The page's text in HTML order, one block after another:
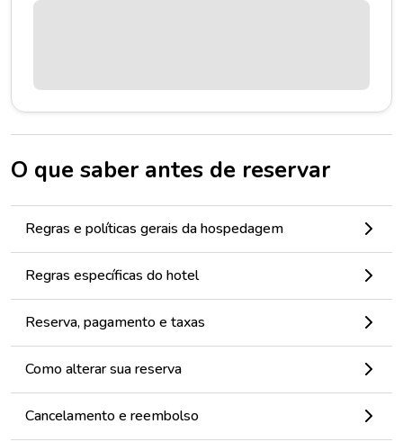
O que saber antes de reservar
Regras e políticas gerais da hospedagem
Regras específicas do hotel
Reserva, pagamento e taxas
Como alterar sua reserva
Cancelamento e reembolso